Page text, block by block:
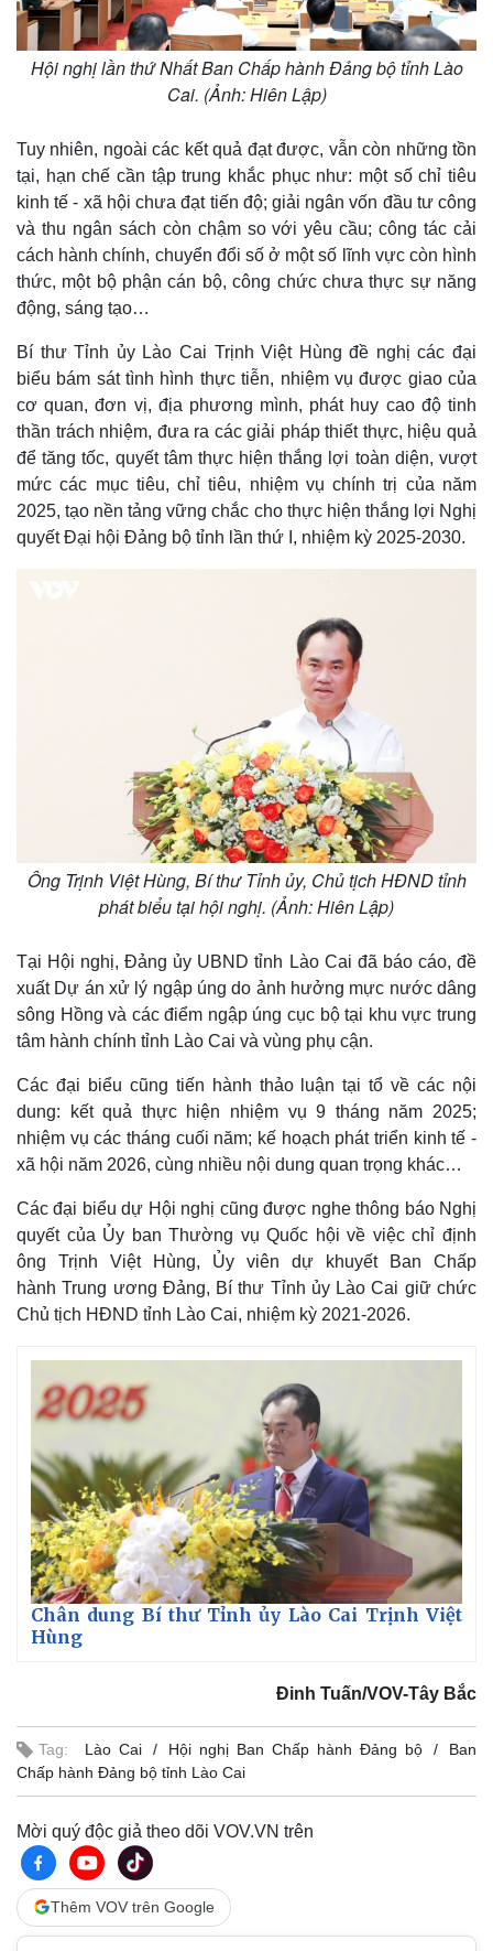
Thế giới
Quan sát
Cuộc sống đó đây
Hồ sơ
Multimedia
Video
E-Magazine
Infographic
Kinh tế
Bất động sản
Khởi nghiệp
Thị trường
Giá vàng
Chứng khoán
Hội nghị lần thứ Nhất Ban Chấp hành Đảng bộ tỉnh Lào
Cai. (Ảnh: Hiên Lập)
Tuy nhiên, ngoài các kết quả đạt được, vẫn còn những tồn
tại, hạn chế cần tập trung khắc phục như: một số chỉ tiêu
kinh tế - xã hội chưa đạt tiến độ; giải ngân vốn đầu tư công
và thu ngân sách còn chậm so với yêu cầu; công tác cải
cách hành chính, chuyển đổi số ở một số lĩnh vực còn hình
thức, một bộ phận cán bộ, công chức chưa thực sự năng
động, sáng tạo…
Bí thư Tỉnh ủy Lào Cai Trịnh Việt Hùng đề nghị các đại
biểu bám sát tình hình thực tiễn, nhiệm vụ được giao của
cơ quan, đơn vị, địa phương mình, phát huy cao độ tinh
thần trách nhiệm, đưa ra các giải pháp thiết thực, hiệu quả
để tăng tốc, quyết tâm thực hiện thắng lợi toàn diện, vượt
mức các mục tiêu, chỉ tiêu, nhiệm vụ chính trị của năm
2025, tạo nền tảng vững chắc cho thực hiện thắng lợi Nghị
quyết Đại hội Đảng bộ tỉnh lần thứ I, nhiệm kỳ 2025-2030.
Ông Trịnh Việt Hùng, Bí thư Tỉnh ủy, Chủ tịch HĐND tỉnh
phát biểu tại hội nghị. (Ảnh: Hiên Lập)
Tại Hội nghị, Đảng ủy UBND tỉnh Lào Cai đã báo cáo, đề
xuất Dự án xử lý ngập úng do ảnh hưởng mực nước dâng
sông Hồng và các điểm ngập úng cục bộ tại khu vực trung
tâm hành chính tỉnh Lào Cai và vùng phụ cận.
Các đại biểu cũng tiến hành thảo luận tại tổ về các nội
dung: kết quả thực hiện nhiệm vụ 9 tháng năm 2025;
nhiệm vụ các tháng cuối năm; kế hoạch phát triển kinh tế -
xã hội năm 2026, cùng nhiều nội dung quan trọng khác…
Các đại biểu dự Hội nghị cũng được nghe thông báo Nghị
quyết của Ủy ban Thường vụ Quốc hội về việc chỉ định
ông Trịnh Việt Hùng, Ủy viên dự khuyết Ban Chấp
hành Trung ương Đảng, Bí thư Tỉnh ủy Lào Cai giữ chức
Chủ tịch HĐND tỉnh Lào Cai, nhiệm kỳ 2021-2026.
Chân dung Bí thư Tỉnh ủy Lào Cai Trịnh Việt
Hùng
Đinh Tuấn/VOV-Tây Bắc
Tag: Lào Cai Hội nghị Ban Chấp hành Đảng bộ
Ban
Chấp hành Đảng bộ tỉnh Lào Cai
Mời quý độc giả theo dõi VOV.VN trên
Thêm VOV trên Google